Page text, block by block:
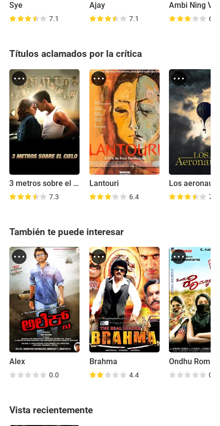
Sye
7.1
Ajay
7.1
Ambi Ning
6.5
Títulos aclamados por la crítica
3 metros sobre el cielo
7.3
Lantouri
6.4
Los
7.4
También te puede interesar
Alex
0.0
Brahma
4.4 0.0
Vista recientemente